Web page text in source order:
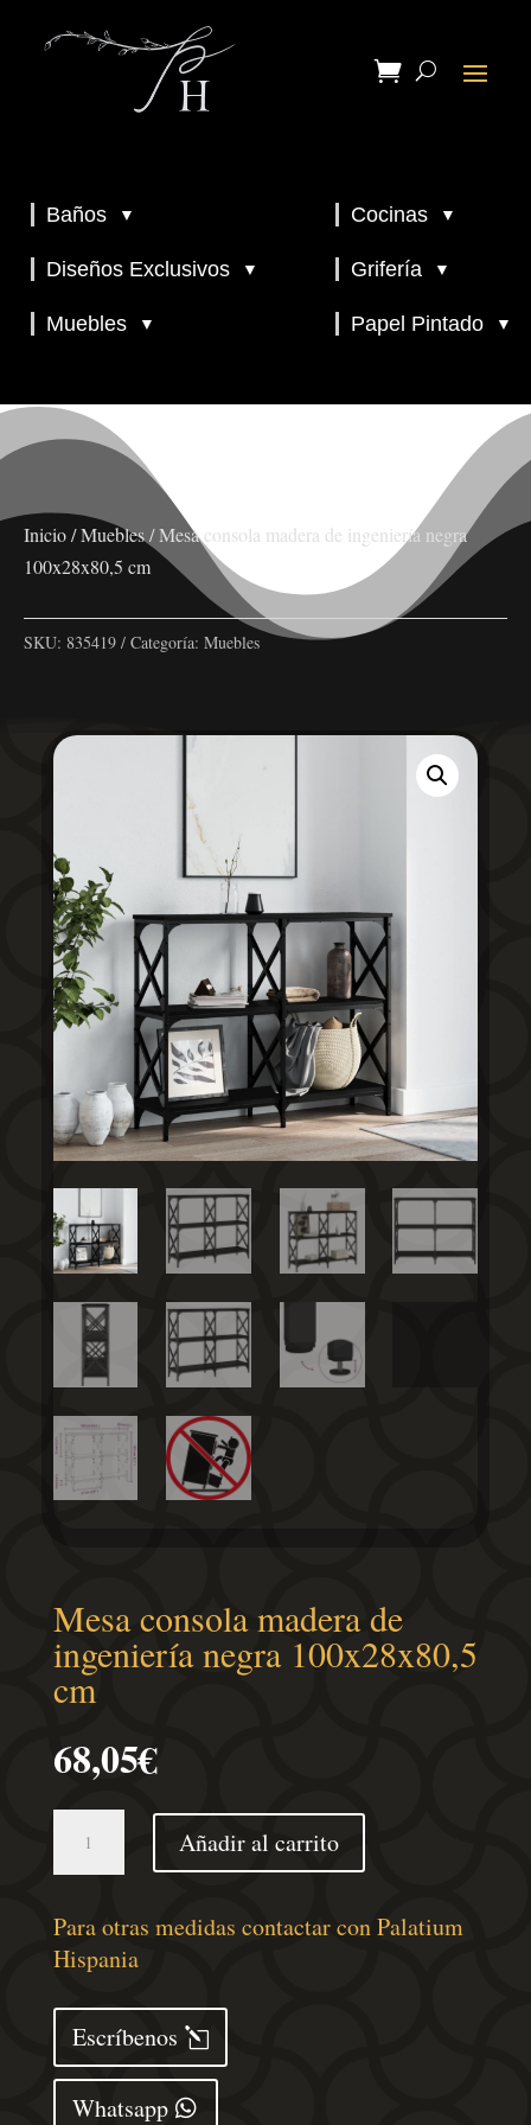
Baños ▼ Cocinas ▼
Diseños Exclusivos ▼ Grifería ▼
Muebles ▼ Papel Pintado ▼
Inicio/Muebles/ Mesa consola madera de ingeniería negra
100x28x80,5 cm
SKU: 835419 Categoría: Muebles
Mesa consola madera de
ingeniería negra 100x28x80,5
cm
68,05€
consola
de
ingeniería
100x28x80,5
cm
cantidad
Añadir al carrito
Para otras medidas contactar con Palatium
Hispania
Escríbenos
Whatsapp